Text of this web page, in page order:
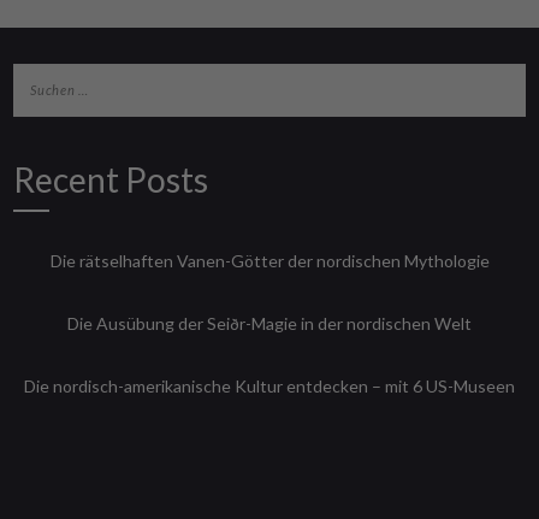
Recent Posts
Die rätselhaften Vanen-Götter der nordischen Mythologie
Die Ausübung der Seiðr-Magie in der nordischen Welt
Die nordisch-amerikanische Kultur entdecken – mit 6 US-Museen